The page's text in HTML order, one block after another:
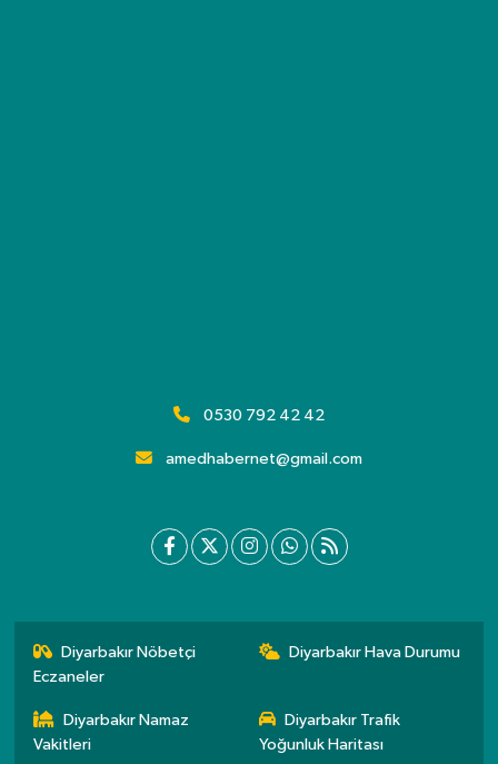
0530 792 42 42
amedhabernet@gmail.com
Diyarbakır Nöbetçi
Eczaneler
Diyarbakır Hava Durumu
Diyarbakır Namaz
Vakitleri
Diyarbakır Trafik
Yoğunluk Haritası